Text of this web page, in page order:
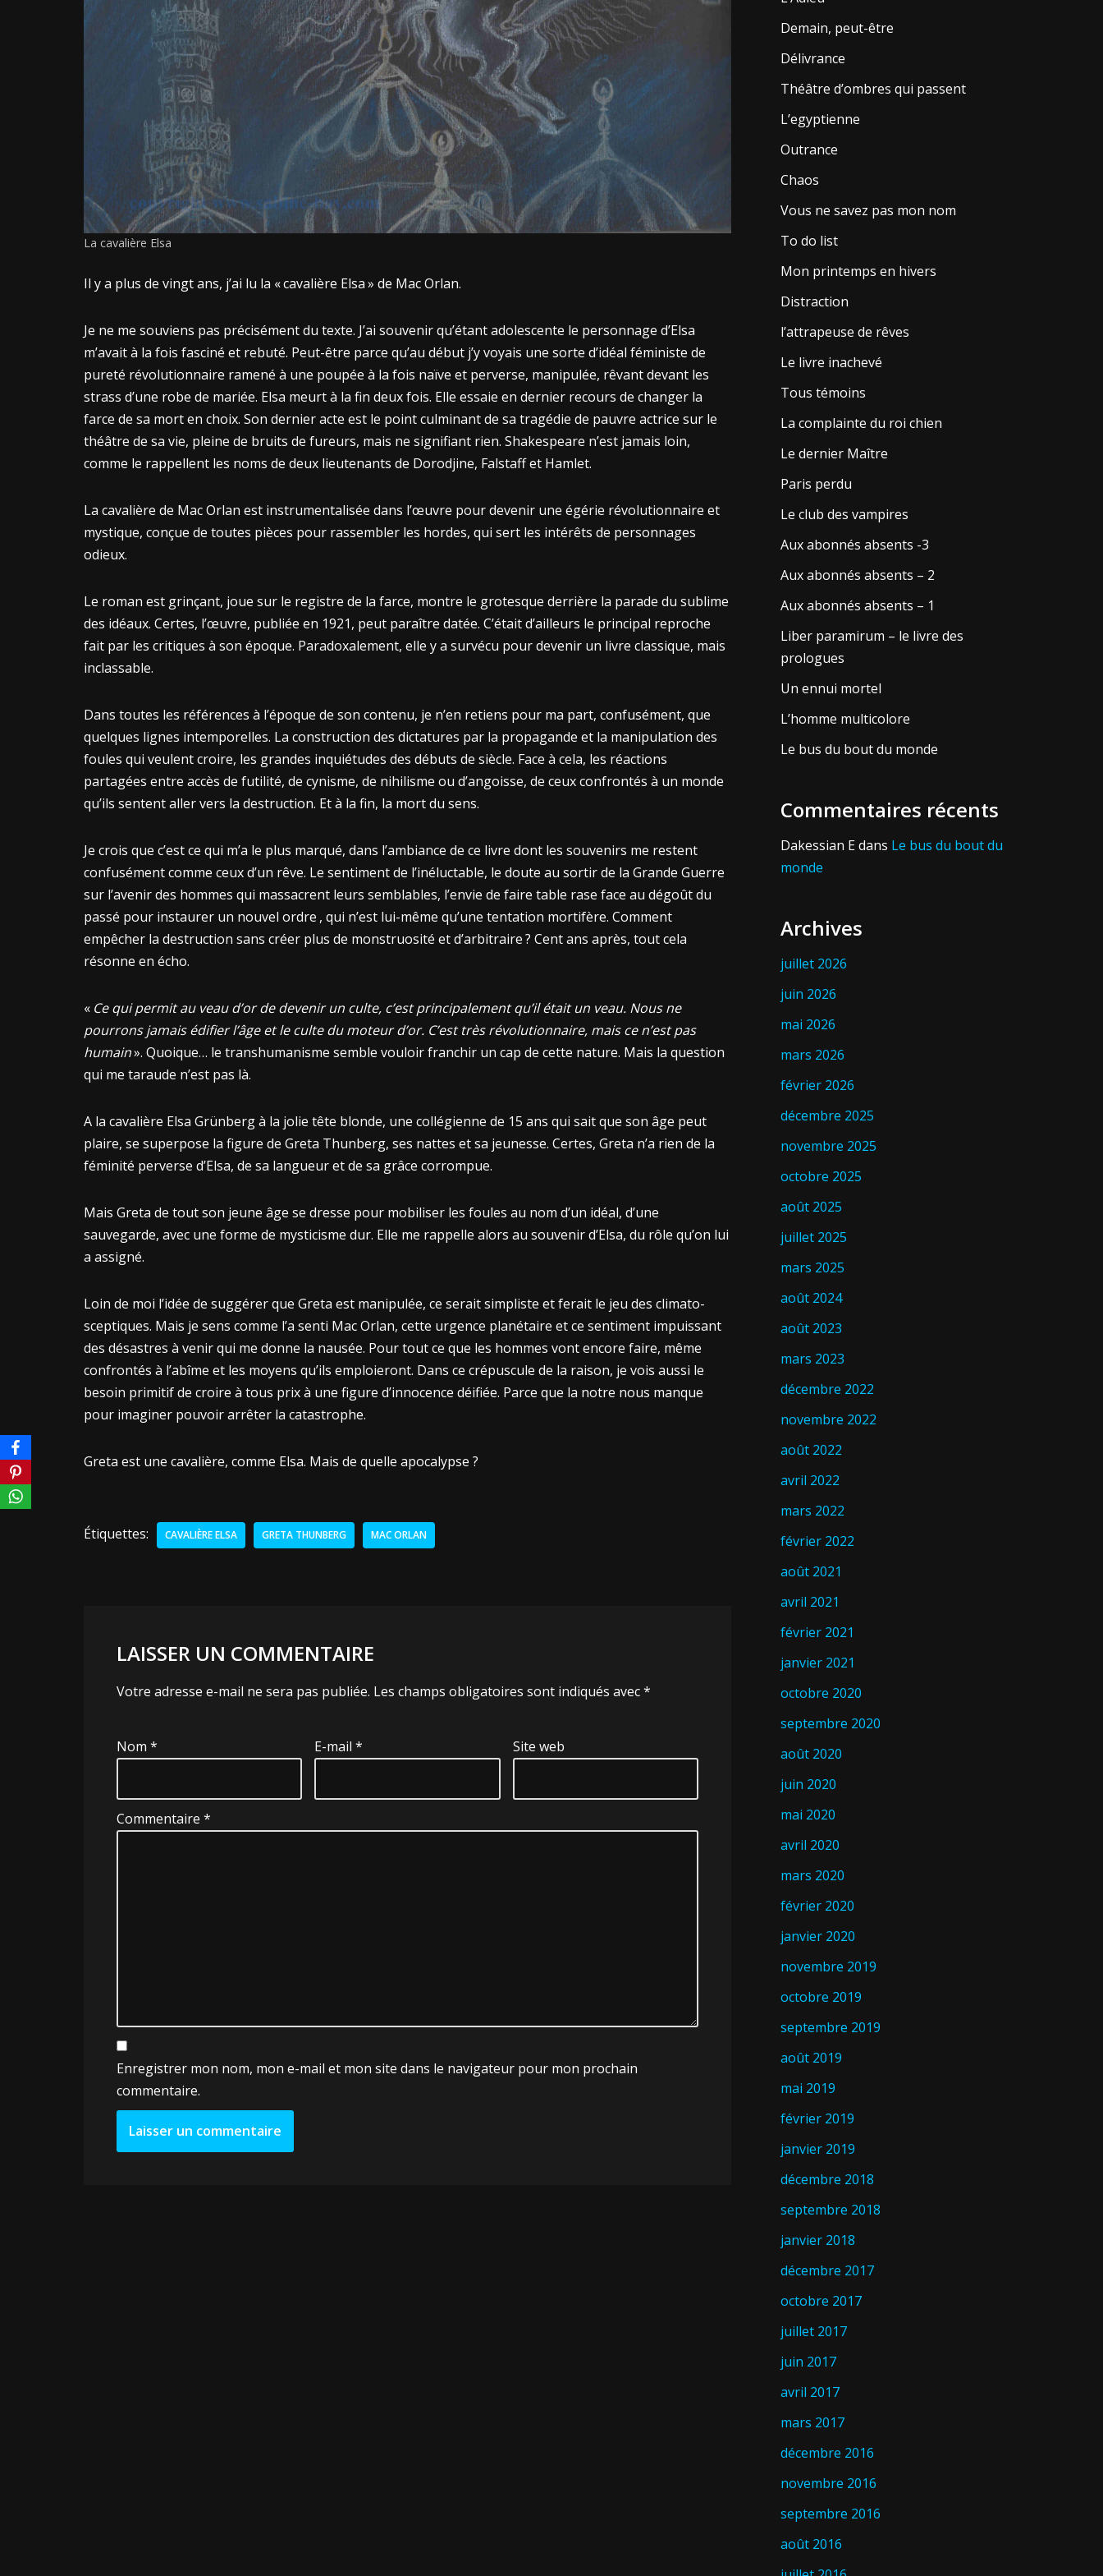
La cavalière Elsa
Il y a plus de vingt ans, j’ai lu la « cavalière Elsa » de Mac Orlan.
Je ne me souviens pas précisément du texte. J’ai souvenir qu’étant adolescente le personnage d’Elsa
m’avait à la fois fasciné et rebuté. Peut-être parce qu’au début j’y voyais une sorte d’idéal féministe de
pureté révolutionnaire ramené à une poupée à la fois naïve et perverse, manipulée, rêvant devant les
strass d’une robe de mariée. Elsa meurt à la fin deux fois. Elle essaie en dernier recours de changer la
farce de sa mort en choix. Son dernier acte est le point culminant de sa tragédie de pauvre actrice sur le
théâtre de sa vie, pleine de bruits de fureurs, mais ne signifiant rien. Shakespeare n’est jamais loin,
comme le rappellent les noms de deux lieutenants de Dorodjine, Falstaff et Hamlet.
La cavalière de Mac Orlan est instrumentalisée dans l’œuvre pour devenir une égérie révolutionnaire et
mystique, conçue de toutes pièces pour rassembler les hordes, qui sert les intérêts de personnages
odieux.
Le roman est grinçant, joue sur le registre de la farce, montre le grotesque derrière la parade du sublime
des idéaux. Certes, l’œuvre, publiée en 1921, peut paraître datée. C’était d’ailleurs le principal reproche
fait par les critiques à son époque. Paradoxalement, elle y a survécu pour devenir un livre classique, mais
inclassable.
Dans toutes les références à l’époque de son contenu, je n’en retiens pour ma part, confusément, que
quelques lignes intemporelles. La construction des dictatures par la propagande et la manipulation des
foules qui veulent croire, les grandes inquiétudes des débuts de siècle. Face à cela, les réactions
partagées entre accès de futilité, de cynisme, de nihilisme ou d’angoisse, de ceux confrontés à un monde
qu’ils sentent aller vers la destruction. Et à la fin, la mort du sens.
Je crois que c’est ce qui m’a le plus marqué, dans l’ambiance de ce livre dont les souvenirs me restent
confusément comme ceux d’un rêve. Le sentiment de l’inéluctable, le doute au sortir de la Grande Guerre
sur l’avenir des hommes qui massacrent leurs semblables, l’envie de faire table rase face au dégoût du
passé pour instaurer un nouvel ordre , qui n’est lui-même qu’une tentation mortifère. Comment
empêcher la destruction sans créer plus de monstruosité et d’arbitraire ? Cent ans après, tout cela
résonne en écho.
« Ce qui permit au veau d’or de devenir un culte, c’est principalement qu’il était un veau. Nous ne
pourrons jamais édifier l’âge et le culte du moteur d’or. C’est très révolutionnaire, mais ce n’est pas
humain». Quoique… le transhumanisme semble vouloir franchir un cap de cette nature. Mais la question
qui me taraude n’est pas là.
A la cavalière Elsa Grünberg à la jolie tête blonde, une collégienne de 15 ans qui sait que son âge peut
plaire, se superpose la figure de Greta Thunberg, ses nattes et sa jeunesse. Certes, Greta n’a rien de la
féminité perverse d’Elsa, de sa langueur et de sa grâce corrompue.
Mais Greta de tout son jeune âge se dresse pour mobiliser les foules au nom d’un idéal, d’une
sauvegarde, avec une forme de mysticisme dur. Elle me rappelle alors au souvenir d’Elsa, du rôle qu’on lui
a assigné.
Loin de moi l’idée de suggérer que Greta est manipulée, ce serait simpliste et ferait le jeu des climato-
sceptiques. Mais je sens comme l’a senti Mac Orlan, cette urgence planétaire et ce sentiment impuissant
des désastres à venir qui me donne la nausée. Pour tout ce que les hommes vont encore faire, même
confrontés à l’abîme et les moyens qu’ils emploieront. Dans ce crépuscule de la raison, je vois aussi le
besoin primitif de croire à tous prix à une figure d’innocence déifiée. Parce que la notre nous manque
pour imaginer pouvoir arrêter la catastrophe.
Greta est une cavalière, comme Elsa. Mais de quelle apocalypse ?
Étiquettes: CAVALIÈRE ELSA GRETA THUNBERG MAC ORLAN
LAISSER UN COMMENTAIRE
Votre adresse e-mail ne sera pas publiée. Les champs obligatoires sont indiqués avec*
Nom * E-mail* Site web
Commentaire *
Enregistrer mon nom, mon e-mail et mon site dans le navigateur pour mon prochain
commentaire.
Demain, peut-être
Délivrance
Théâtre d’ombres qui passent
L’egyptienne
Outrance
Chaos
Vous ne savez pas mon nom
To do list
Mon printemps en hivers
Distraction
l’attrapeuse de rêves
Le livre inachevé
Tous témoins
La complainte du roi chien
Le dernier Maître
Paris perdu
Le club des vampires
Aux abonnés absents -3
Aux abonnés absents – 2
Aux abonnés absents – 1
Liber paramirum – le livre des
prologues
Un ennui mortel
L’homme multicolore
Le bus du bout du monde
Commentaires récents
Dakessian Edans Le bus du bout du
monde
Archives
juillet 2026
juin 2026
mai 2026
mars 2026
février 2026
décembre 2025
novembre 2025
octobre 2025
août 2025
juillet 2025
mars 2025
août 2024
août 2023
mars 2023
décembre 2022
novembre 2022
août 2022
avril 2022
mars 2022
février 2022
août 2021
avril 2021
février 2021
janvier 2021
octobre 2020
septembre 2020
août 2020
juin 2020
mai 2020
avril 2020
mars 2020
février 2020
janvier 2020
novembre 2019
octobre 2019
septembre 2019
août 2019
mai 2019
février 2019
janvier 2019
décembre 2018
septembre 2018
janvier 2018
décembre 2017
octobre 2017
juillet 2017
juin 2017
avril 2017
mars 2017
décembre 2016
novembre 2016
septembre 2016
août 2016